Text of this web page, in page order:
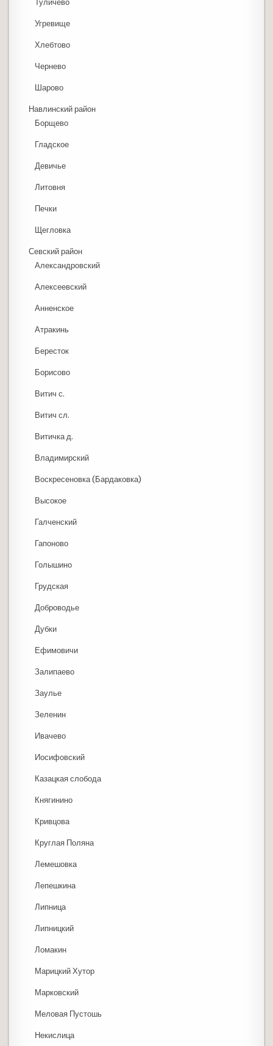
Туличево
Угревище
Хлебтово
Чернево
Шарово
Навлинский район
Борщево
Гладское
Девичье
Литовня
Печки
Щегловка
Севский район
Александровский
Алексеевский
Анненское
Атракинь
Бересток
Борисово
Витич с.
Витич сл.
Витичка д.
Владимирский
Воскресеновка (Бардаковка)
Высокое
Галченский
Гапоново
Голышино
Грудская
Доброводье
Дубки
Ефимовичи
Залипаево
Заулье
Зеленин
Ивачево
Иосифовский
Казацкая слобода
Княгинино
Кривцова
Круглая Поляна
Лемешовка
Лепешкина
Липница
Липницкий
Ломакин
Марицкий Хутор
Марковский
Меловая Пустошь
Некислица